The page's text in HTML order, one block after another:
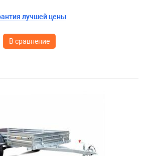
лучшей цены
В сравнение